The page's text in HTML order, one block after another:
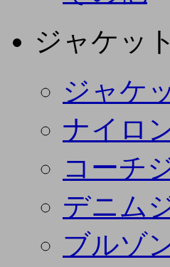
ジャケッ
ジャケ
ナイロ
コーチ
デニム
ブルゾ